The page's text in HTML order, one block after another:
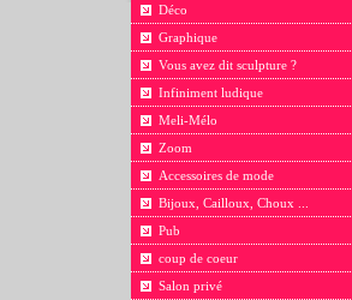
Déco
Graphique
Vous avez dit sculpture ?
Infiniment ludique
Meli-Mélo
Zoom
Accessoires de mode
Bijoux, Cailloux, Choux ...
Pub
coup de coeur
Salon privé